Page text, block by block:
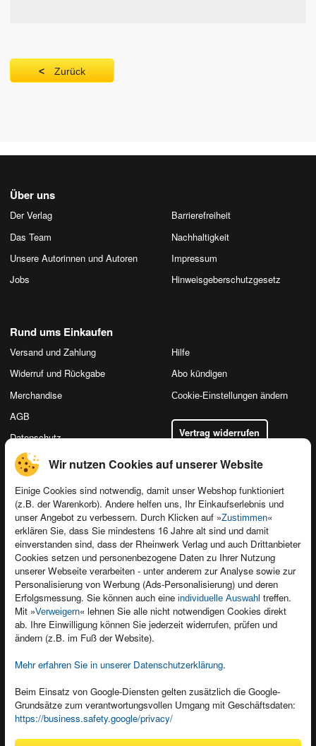
Wir nutzen Cookies auf unserer Website
Einige Cookies sind notwendig, damit unser Webshop funktioniert
(z.B. der Warenkorb). Andere helfen uns, Ihr Einkaufserlebnis und
unser Angebot zu verbessern. Durch Klicken auf »Zustimmen«
erklären Sie, dass Sie mindestens 16 Jahre alt sind und damit
einverstanden sind, dass der Rheinwerk Verlag und auch Drittanbieter
Cookies setzen und personenbezogene Daten zu Ihrer Nutzung
unserer Webseite verarbeiten - unter anderem zur Analyse sowie zur
Personalisierung von Werbung (Ads-Personalisierung) und deren
Erfolgsmessung. Sie können auch eine individuelle Auswahl treffen.
Mit »Verweigern« lehnen Sie alle nicht notwendigen Cookies direkt
ab. Ihre Einwilligung können Sie jederzeit widerrufen, prüfen und
ändern (z.B. im Fuß der Website).
Mehr erfahren Sie in unserer Datenschutzerklärung.
Beim Einsatz von Google-Diensten gelten zusätzlich die Google-
Grundsätze zum verantwortungsvollen Umgang mit Geschäftsdaten:
https://business.safety.google/privacy/
Zurück
Über uns
Der Verlag
Das Team
Unsere Autorinnen und Autoren
Jobs
Barrierefreiheit
Nachhaltigkeit
Impressum
Hinweis­geber­schutz­gesetz
Kontakt
Newsletter
Für Unternehmen
Presseservice
Dozentenservice
Produktfeedback
Foreign Rights
Ein Buch schreiben
Rund ums Einkaufen
Versand und Zahlung
Widerruf und Rückgabe
Merchandise
AGB
Datenschutz
Hilfe
Abo kündigen
Cookie-Einstellungen ändern
Vertrag widerrufen
Kundenservice
Wir sind gerne für Sie da!
service@rheinwerk-verlag.de